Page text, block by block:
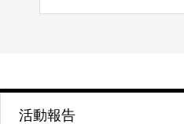
活動報告